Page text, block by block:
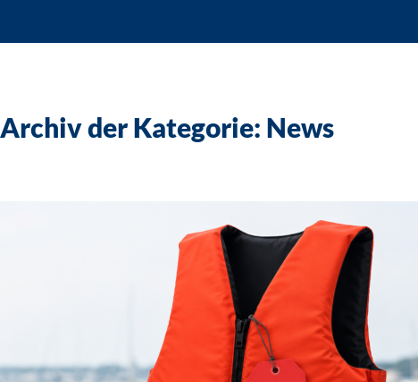
Archiv der Kategorie: News